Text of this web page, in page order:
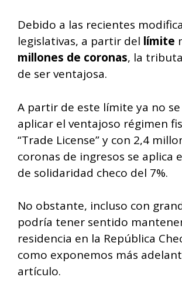
Debido a las recientes
legislativas, a partir del límite
millones de coronas, la
de ser ventajosa.
A partir de este límite ya no
aplicar el ventajoso régimen
“Trade License” y con 2,4
coronas de ingresos se aplica
de solidaridad checo del 7%.
No obstante, incluso con
podría tener sentido
residencia en la República
como exponemos más
artículo.